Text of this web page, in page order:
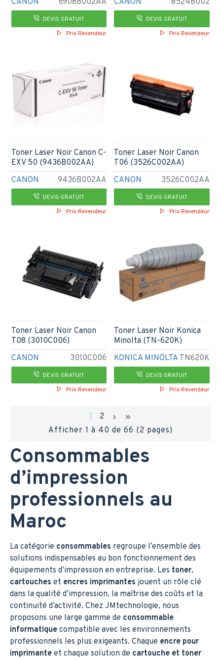
Consommables
d’impression
professionnels au
Maroc
La catégorie consommables regroupe l’ensemble des
solutions indispensables au bon fonctionnement des
équipements d’impression en entreprise. Les toner,
cartouches et encres imprimantes jouent un rôle clé
dans la qualité d’impression, la maîtrise des coûts et la
continuité d’activité. Chez JMtechnologie, nous
proposons une large gamme de consommable
informatique compatible avec les environnements
professionnels les plus exigeants. Chaque encre pour
imprimante et chaque solution de cartouche et toner
DEVIS GRATUIT
Prix Revendeur
DEVIS GRATUIT
Prix Revendeur
CANON 9436B002AA
Toner Laser Noir Canon C-
EXV 50 (9436B002AA)
DEVIS GRATUIT
Prix Revendeur
CANON 3526C002AA
Toner Laser Noir Canon
T06 (3526C002AA)
DEVIS GRATUIT
Prix Revendeur
CANON 3010C006
Toner Laser Noir Canon
T08 (3010C006)
DEVIS GRATUIT
Prix Revendeur
KONICA MINOLTA TN620K
Toner Laser Noir Konica
Minolta (TN-620K)
DEVIS GRATUIT
Prix Revendeur
1
2
Afficher 1 à 40 de 66 (2 pages)